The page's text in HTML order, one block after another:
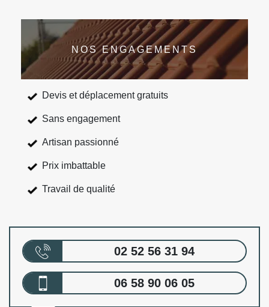
NOS ENGAGEMENTS
Devis et déplacement gratuits
Sans engagement
Artisan passionné
Prix imbattable
Travail de qualité
02 52 56 31 94
06 58 90 06 05